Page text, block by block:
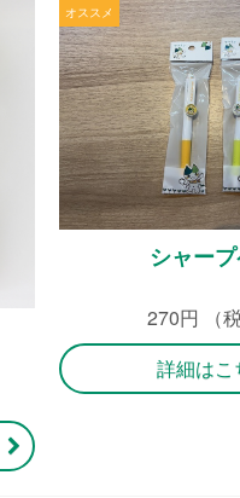
シャー
270円 （税
詳細はこ